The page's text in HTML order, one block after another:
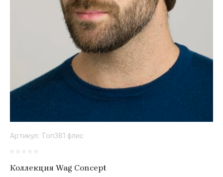
Артикул: Топ381 флис
Коллекция Wag Concept